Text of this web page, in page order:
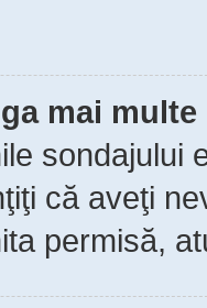
mai
sondajului
că aveţi
permisă,